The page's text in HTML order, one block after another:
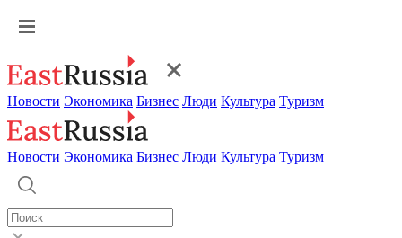
Новости Экономика Бизнес Люди Культура Туризм
Новости Экономика Бизнес Люди Культура Туризм